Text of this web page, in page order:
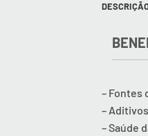
– Fontes
–
– Saúde